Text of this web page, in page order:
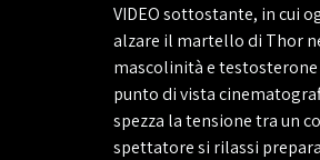
VIDEO sottostante, in cui
alzare il martello di Thor
mascolinità e
punto di vista
spezza la tensione tra un
spettatore si rilassi